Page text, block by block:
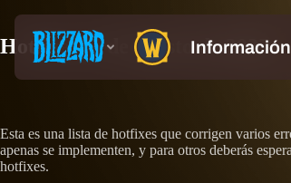
Hotfixes: 4 de agosto de 2025
Esta es una lista de hotfixes que corrigen varios
apenas se implementen, y para otros deberás
hotfixes.